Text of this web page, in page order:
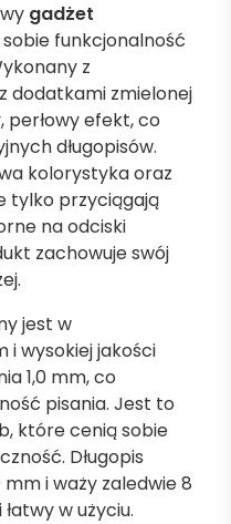
gadżet
sobie funkcjonalność
z
dodatkami zmielonej
perłowy efekt, co
długopisów.
kolorystyka oraz
tylko przyciągają
na odciski
zachowuje swój
jest w
wysokiej jakości
1,0 mm, co
pisania. Jest to
które cenią sobie
Długopis
mm i waży zaledwie 8
w użyciu.